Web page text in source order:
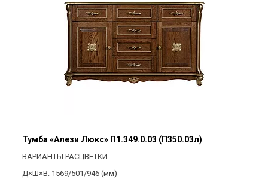
Тумба «Алези Люкс» П1.349.0.03 (П350.03л)
ВАРИАНТЫ РАСЦВЕТКИ
Д×Ш×В: 1569/501/946 (мм)